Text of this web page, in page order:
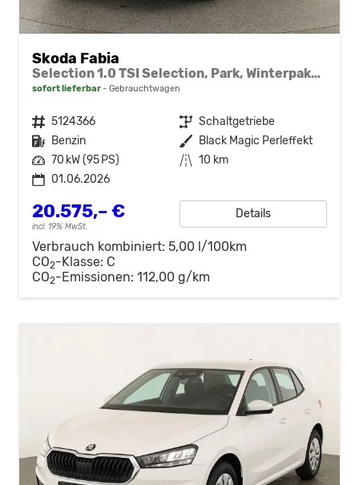
Skoda Fabia
Selection 1.0 TSI Selection, Park, Winterpaket, SmartLink, 4 J.-Garantie
sofort lieferbar Gebrauchtwagen
Fahrzeugnr. 5124366 Getriebe Schaltgetriebe
Kraftstoff Benzin Außenfarbe Black Magic Perleffekt
Leistung 70 kW (95 PS) Kilometerstand 10 km
01.06.2026
20.575,– €
incl. 19% MwSt.
Details
Verbrauch kombiniert: 5,00 l/100km
CO2-Klasse: C
CO2-Emissionen: 112,00 g/km